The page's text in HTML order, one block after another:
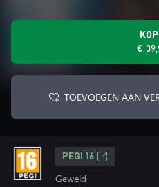
€
TOEVOEGEN AAN
PEGI 16
Geweld